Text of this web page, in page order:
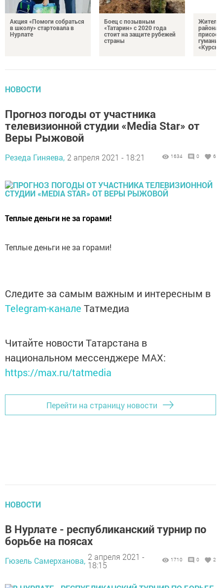
Акция «Помоги собраться
в школу» стартовала в
Нурлате
Боец с позывным
«Татарин» с 2020 года
стоит на защите рубежей
страны
района
НОВОСТИ
Прогноз погоды от участника
телевизионной студии «Media Star» от
Веры Рыжовой
Резеда Гиняева, 2 апреля 2021 - 18:21 1634 0 6
Теплые деньги не за горами!
Теплые деньги не за горами!
Следите за самым важным и интересным в
Telegram-канале Татмедиа
Читайте новости Татарстана в
национальном мессенджере MАХ:
https://max.ru/tatmedia
Перейти на страницу новости
НОВОСТИ
В Нурлате - республиканский турнир по
борьбе на поясах
Гюзель Самерханова, 2 апреля 2021 -
18:15
1710 0 2